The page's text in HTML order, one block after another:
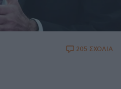
205 ΣΧΟΛΙΑ